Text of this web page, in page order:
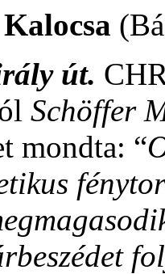
Kalocsa
út.
Schöffer
mondta: “